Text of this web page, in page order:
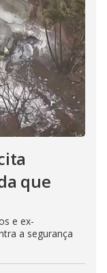
que
e ex-
a segurança